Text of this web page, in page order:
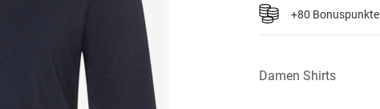
+80 Bonuspunkte
Damen Shirts